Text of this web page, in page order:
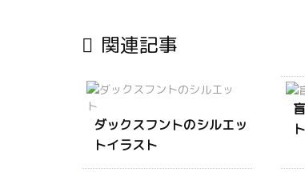
 関連記事
ダックスフントのシルエッ
トイラスト